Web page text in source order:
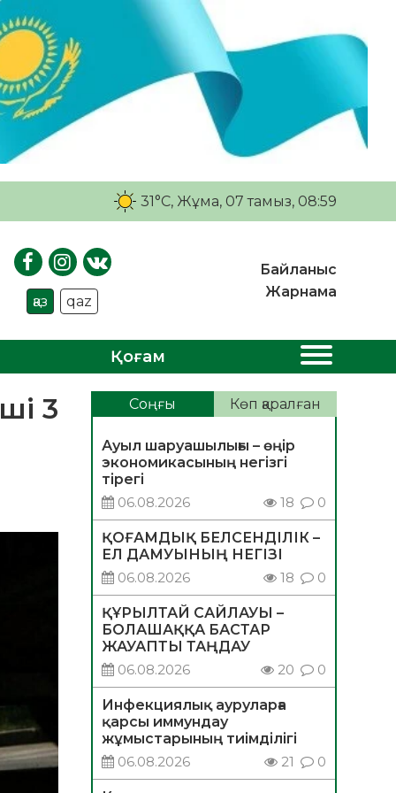
31°C, Жұма, 07 тамыз, 08:59
қаз qaz
Байланыс
Жарнама
Қоғам
3
Соңғы Көп қаралған
Ауыл шаруашылығы – өңір
экономикасының негізгі
тірегі
06.08.2026
18 0
ҚОҒАМДЫҚ БЕЛСЕНДІЛІК –
ЕЛ ДАМУЫНЫҢ НЕГІЗІ
06.08.2026
18 0
ҚҰРЫЛТАЙ САЙЛАУЫ –
БОЛАШАҚҚА БАСТАР
ЖАУАПТЫ ТАҢДАУ
06.08.2026
20 0
Инфекциялық ауруларға
қарсы иммундау
жұмыстарының тиімділігі
06.08.2026
21 0